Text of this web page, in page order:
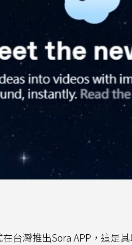
台灣推出Sora APP，這是